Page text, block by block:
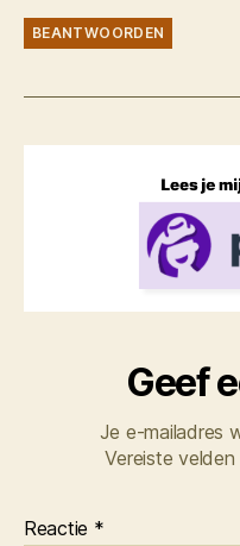
BEANTWOORDEN
Geef
Je e-mailadres
Vereiste
Reactie *